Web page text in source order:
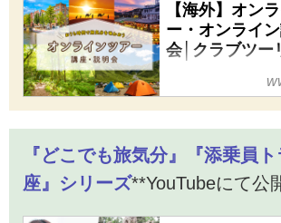
【海外】オン
ー・オンライ
会│クラブツー
海外のオンライ
ライン講座・説
見が見つかる、
気分を味わおう
『どこでも旅気分』『添乗員
座』シリーズ**YouTubeにて公